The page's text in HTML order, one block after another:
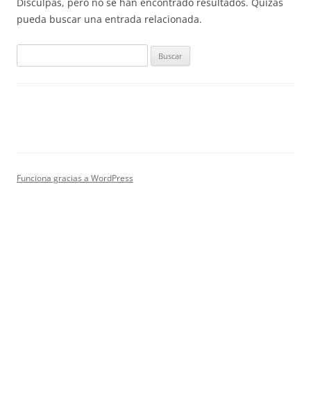
pueda buscar una entrada relacionada.
Funciona gracias a WordPress